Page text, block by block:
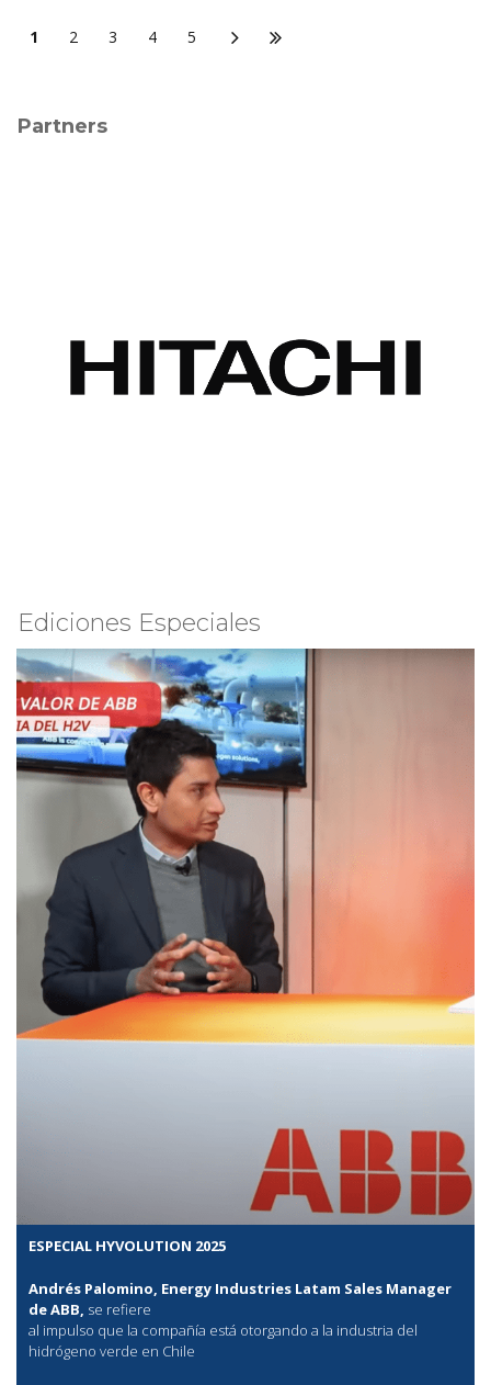
1 2 3 4 5
Partners
Ediciones Especiales
ESPECIAL HYVOLUTION 2025
Andrés Palomino, Energy Industries Latam Sales Manager
de ABB, se refiere
al impulso que la compañía está otorgando a la industria del
hidrógeno verde en Chile